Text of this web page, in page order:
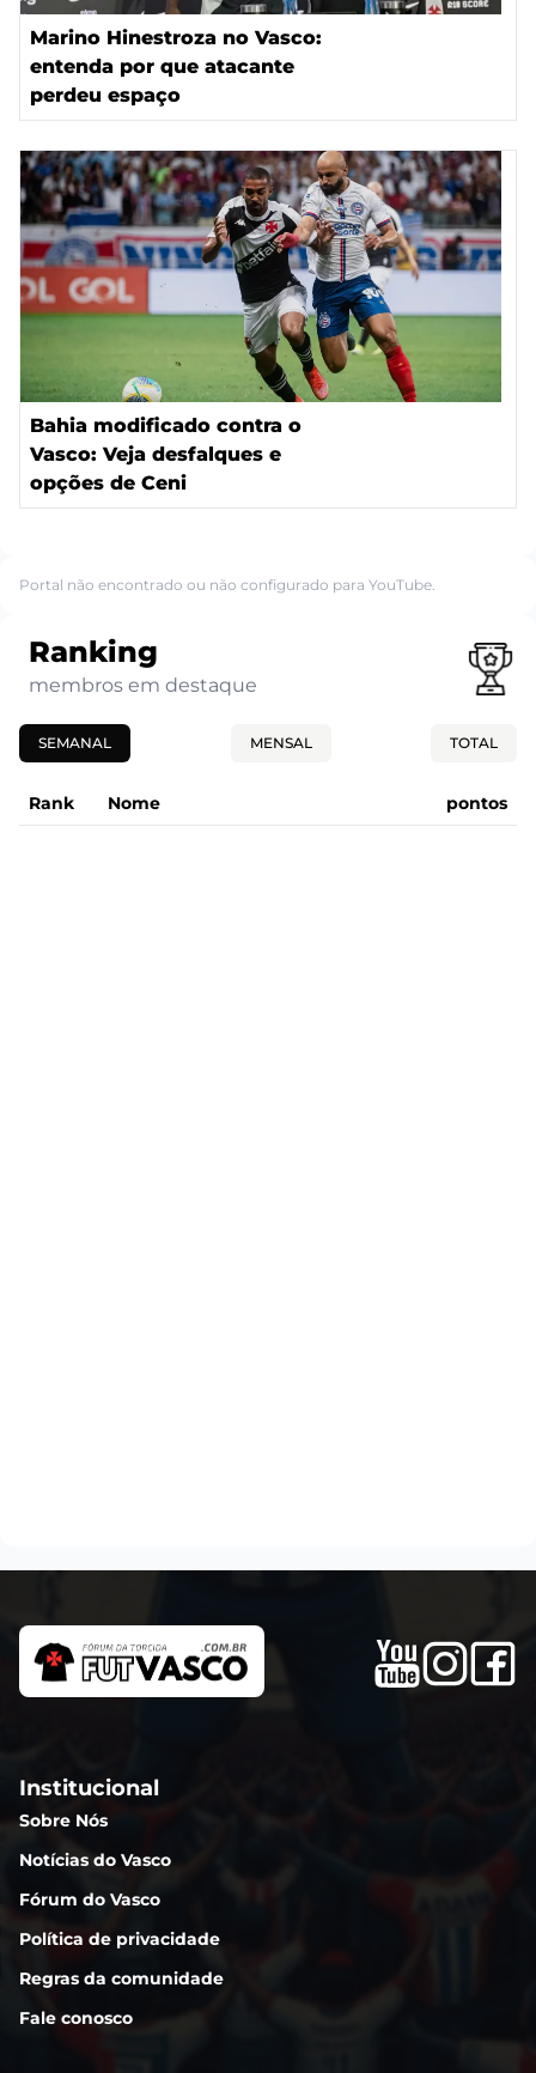
Marino Hinestroza no Vasco:
entenda por que atacante
perdeu espaço
Bahia modificado contra o
Vasco: Veja desfalques e
opções de Ceni
Portal não encontrado ou não configurado para YouTube.
Ranking
membros em destaque
SEMANAL MENSAL TOTAL
Rank Nome pontos
Institucional
Sobre Nós
Notícias do Vasco
Fórum do Vasco
Política de privacidade
Regras da comunidade
Fale conosco